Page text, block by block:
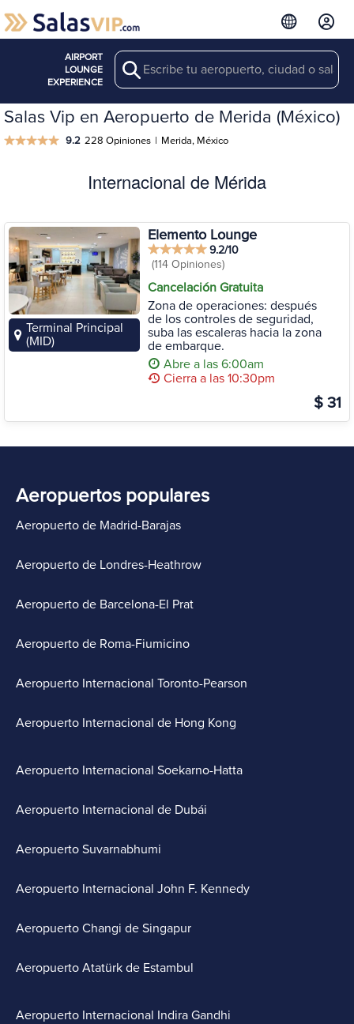
AIRPORT
LOUNGE
EXPERIENCE
Search
Salas Vip en Aeropuerto de Merida (México)
9.2 228 Opiniones | Merida, México
Internacional de Mérida
Terminal Principal
(MID)
Elemento Lounge
9.2/10
(114 Opiniones)
Cancelación Gratuita
Zona de operaciones: después
de los controles de seguridad,
suba las escaleras hacia la zona
de embarque.
Abre a las 6:00am
Cierra a las 10:30pm
$ 31
Aeropuertos populares
Aeropuerto de Madrid-Barajas
Aeropuerto de Londres-Heathrow
Aeropuerto de Barcelona-El Prat
Aeropuerto de Roma-Fiumicino
Aeropuerto Internacional Toronto-Pearson
Aeropuerto Internacional de Hong Kong
Aeropuerto Internacional Soekarno-Hatta
Aeropuerto Internacional de Dubái
Aeropuerto Suvarnabhumi
Aeropuerto Internacional John F. Kennedy
Aeropuerto Changi de Singapur
Aeropuerto Atatürk de Estambul
Aeropuerto Internacional Indira Gandhi